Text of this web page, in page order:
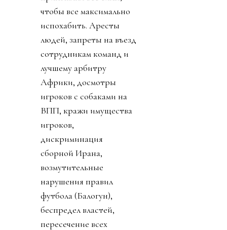
чтобы все максимально
испохабить. Аресты
людей, запреты на въезд
сотрудникам команд и
лучшему арбитру
Африки, досмотры
игроков с собаками на
ВПП, кражи имущества
игроков,
дискриминация
сборной Ирана,
возмутительные
нарушения правил
футбола (Балогун),
беспредел властей,
пересечение всех